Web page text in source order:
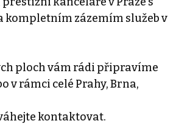
zázemím služeb v
ploch vám rádi připravíme
rámci celé Prahy, Brna,
kontaktovat.